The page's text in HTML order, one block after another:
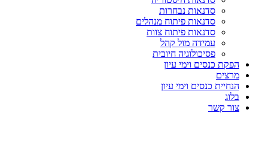
סדנאות נבחרות
סדנאות פיתוח מנהלים
סדנאות פיתוח צוות
עמידה מול קהל
פסיכולוגיה חיובית
הפקת כנסים וימי עיון
מרצים
הנחיית כנסים וימי עיון
בלוג
צור קשר